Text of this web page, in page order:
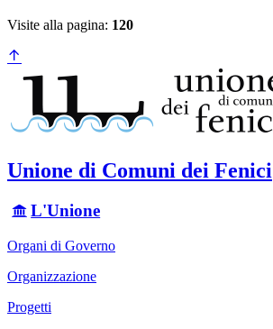
Visite alla pagina: 120
Unione di Comuni dei Fenici
L'Unione
Organi di Governo
Organizzazione
Progetti